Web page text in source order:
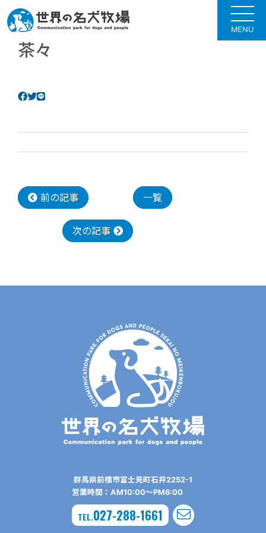
MENU
茶々
前の記事 一覧
次の記事
群⾺県前橋市富⼠⾒町⽯井2252-1
営業時間：AM10:00〜PM6:00
TEL.027-288-1661